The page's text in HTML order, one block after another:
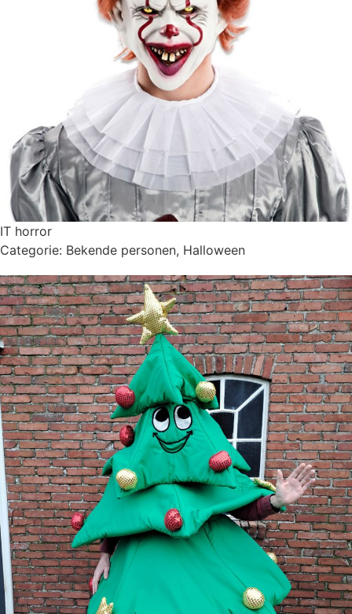
IT horror
Categorie: Bekende personen, Halloween